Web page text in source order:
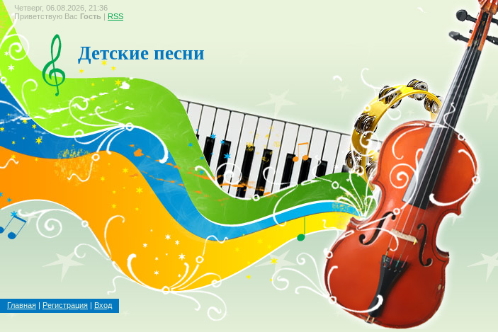
Четверг, 06.08.2026, 21:36
Приветствую Вас Гость | RSS
Детские песни
Главная | Регистрация | Вход